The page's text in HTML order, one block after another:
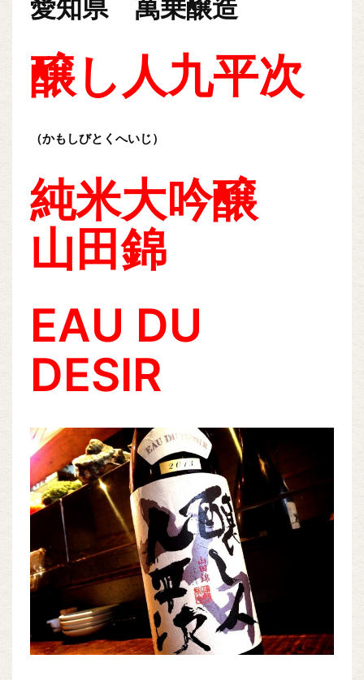
愛知県 萬乗醸造
醸し人九平次
（かもしびとくへいじ）
純米大吟醸
山田錦
EAU DU
DESIR